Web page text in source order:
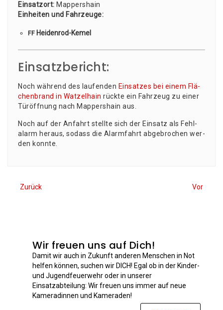
Ein­satz­ort: Map­pers­hain
Ein­hei­ten und Fahr­zeu­ge:
FF Hei­den­rod-Kemel
Einsatzbericht:
Noch wäh­rend des lau­fen­den Ein­sat­zes bei einem Flä­
chen­brand in Wat­zel­hain rück­te ein Fahr­zeug zu einer
Tür­öff­nung nach Map­pers­hain aus.
Noch auf der Anfahrt stell­te sich der Ein­satz als Fehl­
alarm her­aus, sodass die Alarm­fahrt abge­bro­chen wer­
den konnte.
Zurück Vor
Wir freuen uns auf Dich!
Damit wir auch in Zukunft anderen Menschen in Not
helfen können, suchen wir DICH! Egal ob in der Kinder-
und Jugendfeuerwehr oder in unserer
Einsatzabteilung: Wir freuen uns immer auf neue
Kameradinnen und Kameraden!